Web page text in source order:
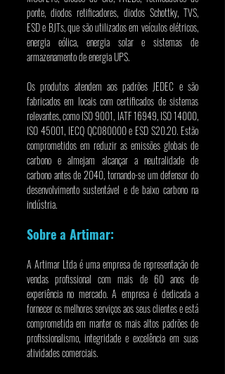
ponte, diodos retificadores, diodos Schottky, TVS,
ESD e BJTs, que são utilizados em veículos elétricos,
energia eólica, energia solar e sistemas de
armazenamento de energia UPS.
Os produtos atendem aos padrões JEDEC e são
fabricados em locais com certificados de sistemas
relevantes, como ISO 9001, IATF 16949, ISO 14000,
ISO 45001, IECQ QC080000 e ESD S20.20. Estão
comprometidos em reduzir as emissões globais de
carbono e almejam alcançar a neutralidade de
carbono antes de 2040, tornando-se um defensor do
desenvolvimento sustentável e de baixo carbono na
indústria.
Sobre a Artimar:
A Artimar Ltda é uma empresa de representação de
vendas profissional com mais de 60 anos de
experiência no mercado. A empresa é dedicada a
fornecer os melhores serviços aos seus clientes e está
comprometida em manter os mais altos padrões de
profissionalismo, integridade e excelência em suas
atividades comerciais.